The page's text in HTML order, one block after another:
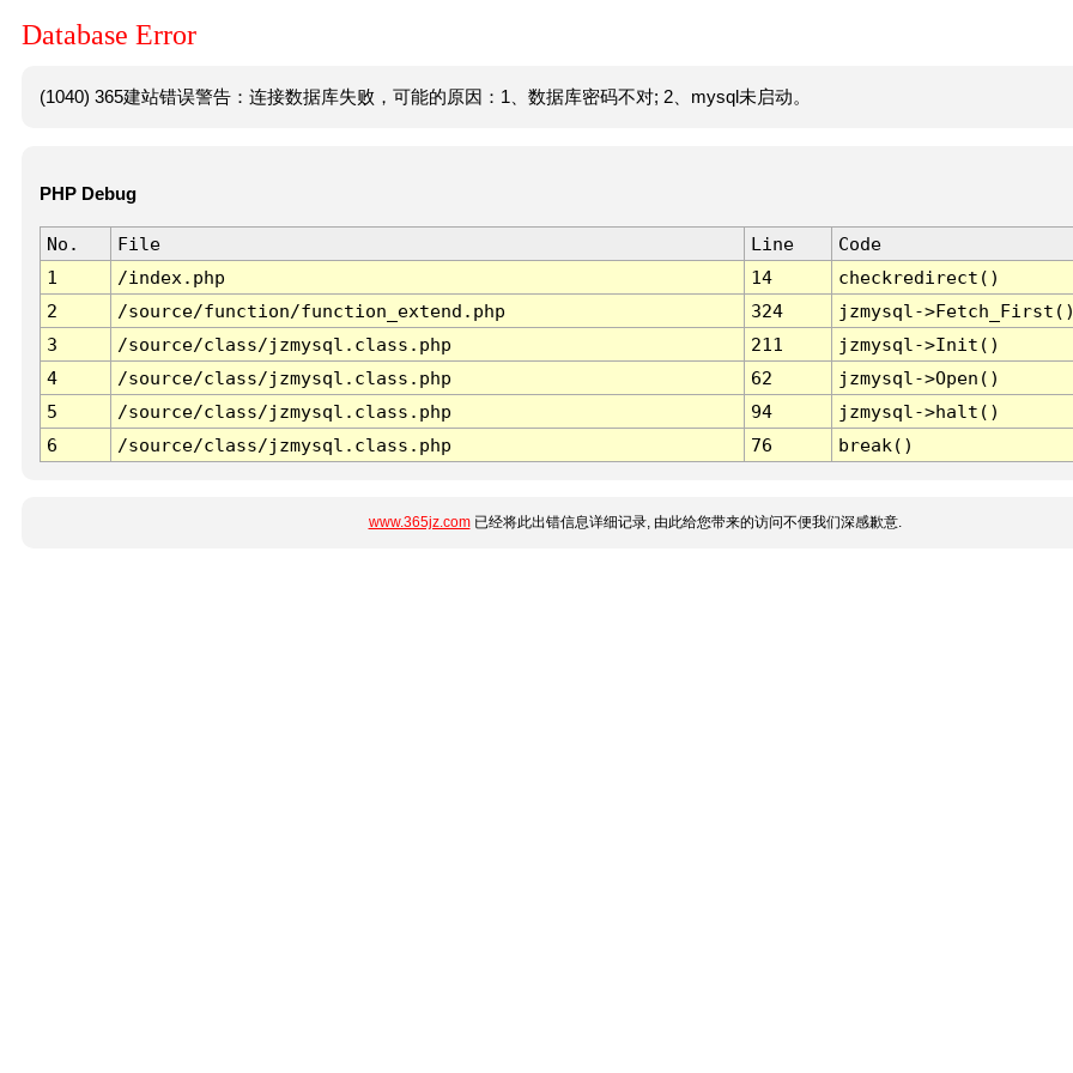
Database Error
(1040) 365建站错误警告：连接数据库失败，可能的原因：1、数据库密码不对; 2、mysql未启动。
PHP Debug
No. File Line
Code
1
/index.php 14
checkredirect()
2
/source/function/function_extend.php 324
jzmysql-
3
/source/class/jzmysql.class.php 211
jzmysql->Init()
4
/source/class/jzmysql.class.php 62
jzmysql->Open()
5
/source/class/jzmysql.class.php 94
jzmysql->halt()
6
/source/class/jzmysql.class.php 76 break()
www.365jz.com已经将此出错信息详细记录, 由此给您带来的访问不便我们深感歉意.